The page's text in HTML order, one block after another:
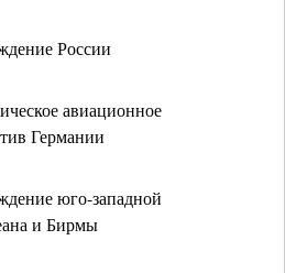
России
авиационное
Германии
юго-западной
и Бирмы